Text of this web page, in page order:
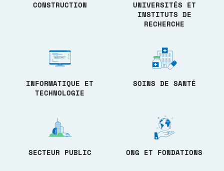
CONSTRUCTION
UNIVERSITÉS ET
INSTITUTS DE
RECHERCHE
INFORMATIQUE ET
TECHNOLOGIE
SOINS DE SANTÉ
SECTEUR PUBLIC ONG ET FONDATIONS